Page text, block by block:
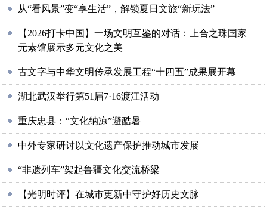
从“看风景”变“享生活”，解锁夏日文旅“新玩法”
【2026打卡中国】一场文明互鉴的对话：上合之珠国家
元素馆展示多元文化之美
古文字与中华文明传承发展工程“十四五”成果展开幕
湖北武汉举行第51届7·16渡江活动
重庆忠县：“文化纳凉”避酷暑
中外专家研讨以文化遗产保护推动城市发展
“非遗列车”架起鲁疆文化交流桥梁
【光明时评】在城市更新中守护好历史文脉